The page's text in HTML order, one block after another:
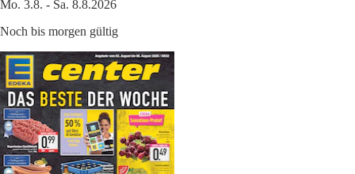
Mo. 3.8. - Sa. 8.8.2026
Noch bis morgen gültig